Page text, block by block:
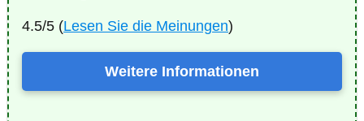
4.5/5 (Lesen Sie die Meinungen)
Weitere Informationen